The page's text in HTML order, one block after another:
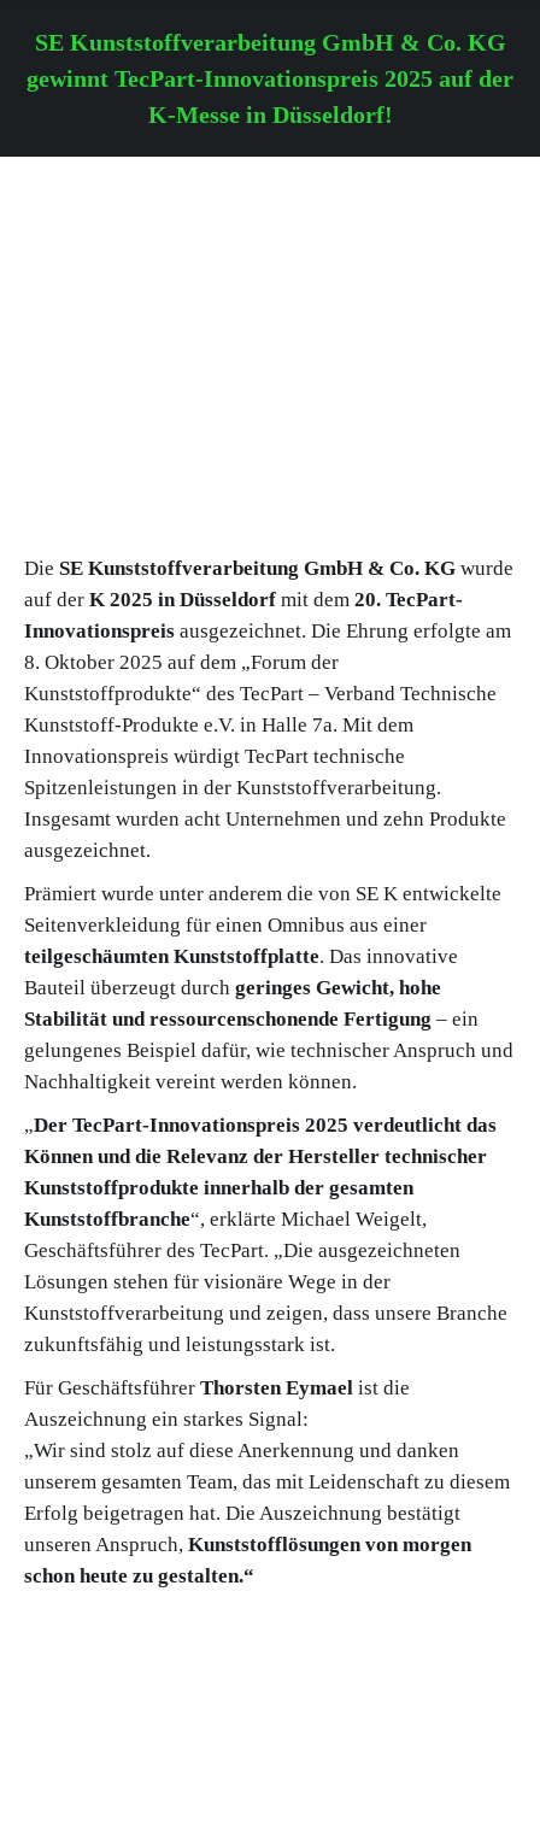
SE Kunststoffverarbeitung GmbH & Co. KG
gewinnt TecPart-Innovationspreis 2025 auf der
K-Messe in Düsseldorf!
Die SE Kunststoffverarbeitung GmbH & Co. KG wurde
auf der K 2025 in Düsseldorf mit dem 20. TecPart-
Innovationspreis ausgezeichnet. Die Ehrung erfolgte am
8. Oktober 2025 auf dem „Forum der
Kunststoffprodukte“ des TecPart – Verband Technische
Kunststoff-Produkte e.V. in Halle 7a. Mit dem
Innovationspreis würdigt TecPart technische
Spitzenleistungen in der Kunststoffverarbeitung.
Insgesamt wurden acht Unternehmen und zehn Produkte
ausgezeichnet.
Prämiert wurde unter anderem die von SE K entwickelte
Seitenverkleidung für einen Omnibus aus einer
teilgeschäumten Kunststoffplatte. Das innovative
Bauteil überzeugt durch geringes Gewicht, hohe
Stabilität und ressourcenschonende Fertigung – ein
gelungenes Beispiel dafür, wie technischer Anspruch und
Nachhaltigkeit vereint werden können.
„Der TecPart-Innovationspreis 2025 verdeutlicht das
Können und die Relevanz der Hersteller technischer
Kunststoffprodukte innerhalb der gesamten
Kunststoffbranche“, erklärte Michael Weigelt,
Geschäftsführer des TecPart. „Die ausgezeichneten
Lösungen stehen für visionäre Wege in der
Kunststoffverarbeitung und zeigen, dass unsere Branche
zukunftsfähig und leistungsstark ist.
Für Geschäftsführer Thorsten Eymael ist die
Auszeichnung ein starkes Signal:
„Wir sind stolz auf diese Anerkennung und danken
unserem gesamten Team, das mit Leidenschaft zu diesem
Erfolg beigetragen hat. Die Auszeichnung bestätigt
unseren Anspruch, Kunststofflösungen von morgen
schon heute zu gestalten.“